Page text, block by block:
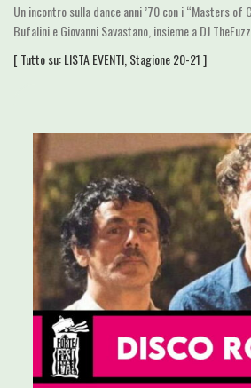
Un incontro sulla dance anni ’70 con i “Masters of
Bufalini e Giovanni Savastano, insieme a DJ
[ Tutto su:LISTA EVENTI Stagione 20-21]